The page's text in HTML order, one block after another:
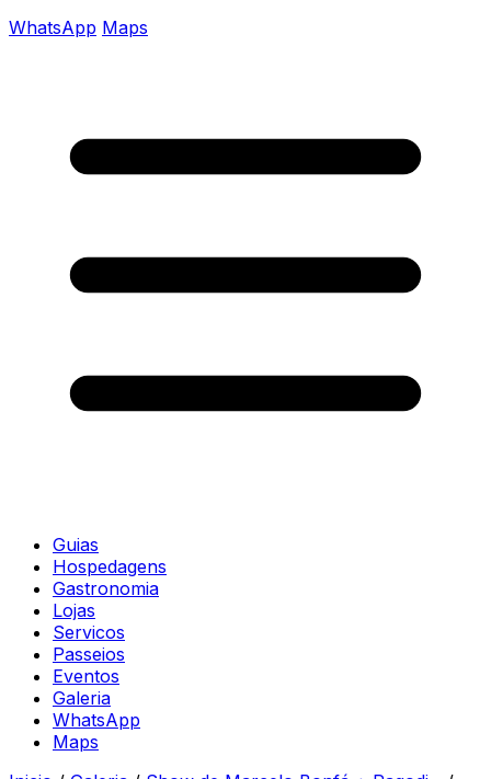
WhatsApp Maps
Guias
Hospedagens
Gastronomia
Lojas
Servicos
Passeios
Eventos
Galeria
WhatsApp
Maps